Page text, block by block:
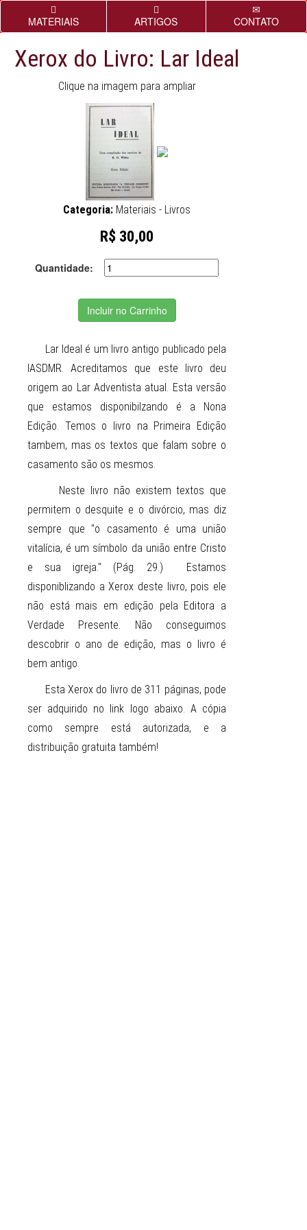
MATERIAIS ARTIGOS CONTATO
Xerox do Livro: Lar Ideal
Clique na imagem para ampliar
Categoria: Materiais - Livros
R$ 30,00
Quantidade:
Incluir no Carrinho
Lar Ideal é um livro antigo publicado pela
IASDMR. Acreditamos que este livro deu
origem ao Lar Adventista atual. Esta versão
que estamos disponibilzando é a Nona
Edição. Temos o livro na Primeira Edição
tambem, mas os textos que falam sobre o
casamento são os mesmos.
Neste livro não existem textos que
permitem o desquite e o divórcio, mas diz
sempre que "o casamento é uma união
vitalícia, é um símbolo da união entre Cristo
e sua igreja." (Pág. 29.) Estamos
disponiblizando a Xerox deste livro, pois ele
não está mais em edição pela Editora a
Verdade Presente. Não conseguimos
descobrir o ano de edição, mas o livro é
bem antigo.
Esta Xerox do livro de 311 páginas, pode
ser adquirido no link logo abaixo. A cópia
como sempre está autorizada, e a
distribuição gratuita também!